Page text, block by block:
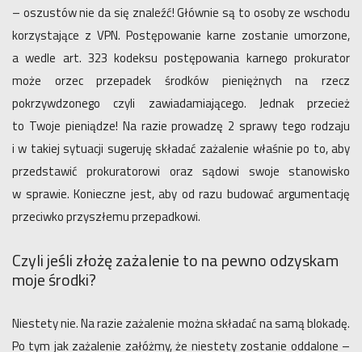
– oszustów nie da się znaleźć! Głównie są to osoby ze wschodu
korzystające z VPN. Postępowanie karne zostanie umorzone,
a wedle art. 323 kodeksu postępowania karnego prokurator
może orzec przepadek środków pieniężnych na rzecz
pokrzywdzonego czyli zawiadamiającego. Jednak przecież
to Twoje pieniądze! Na razie prowadzę 2 sprawy tego rodzaju
i w takiej sytuacji sugeruję składać zażalenie właśnie po to, aby
przedstawić prokuratorowi oraz sądowi swoje stanowisko
w sprawie. Konieczne jest, aby od razu budować argumentację
przeciwko przyszłemu przepadkowi.
Czyli jeśli złożę zażalenie to na pewno odzyskam
moje środki?
Niestety nie. Na razie zażalenie można składać na samą blokadę.
Po tym jak zażalenie załóżmy, że niestety zostanie oddalone –